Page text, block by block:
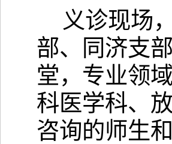
义诊现场
部、同济支
堂，专业领
科医学科、
咨询的师生